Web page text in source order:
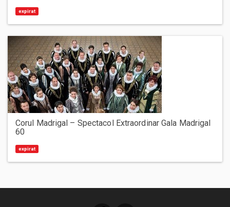
expirat
Corul Madrigal – Spectacol Extraordinar Gala Madrigal
60
expirat